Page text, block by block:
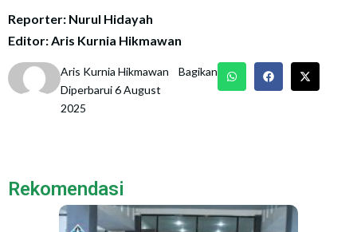
Reporter: Nurul Hidayah
Editor: Aris Kurnia Hikmawan
Aris Kurnia Hikmawan
Diperbarui 6 August
2025
Bagikan
Rekomendasi